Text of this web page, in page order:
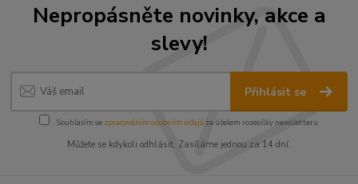
Nepropásněte novinky, akce a
slevy!
Přihlásit se
Souhlasím se zpracováním osobních údajůza účelem rozesílky newsletteru.
Můžete se kdykoli odhlásit. Zasíláme jednou za 14 dní.